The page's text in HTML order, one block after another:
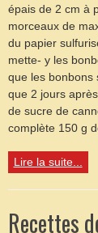
épais de 2 cm à
morceaux de
du papier
mette- y les
que les bonbons
que 2 jours
de sucre de
complète 150 g
Lire la suite...
Recettes